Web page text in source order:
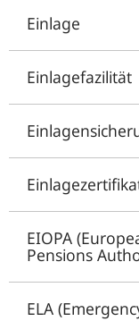
Einlage
Einlagefazilität
EIOPA
Pensions
ELA